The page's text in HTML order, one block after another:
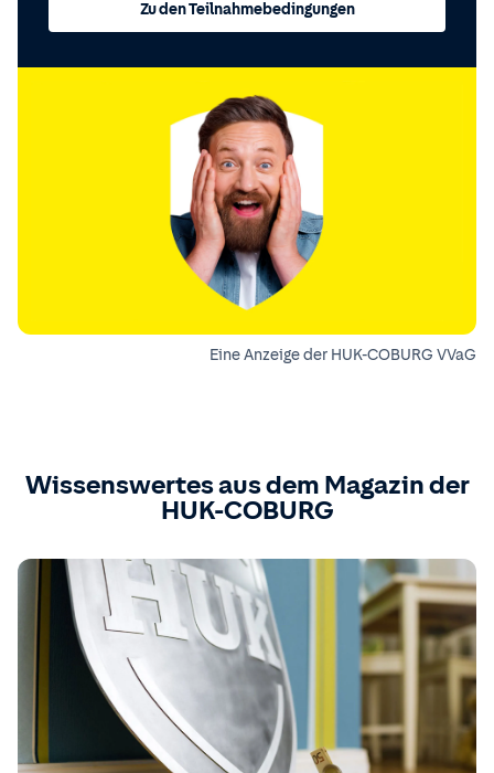
Zu den Teilnahmebedingungen
Eine Anzeige der HUK-COBURG VVaG
Wissenswertes aus dem Magazin der
HUK-COBURG